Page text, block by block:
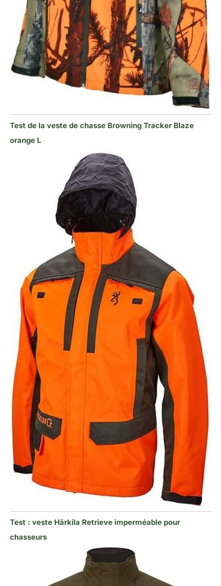
Test de la veste de chasse Browning Tracker Blaze
orange L
Test : veste Härkila Retrieve imperméable pour
chasseurs